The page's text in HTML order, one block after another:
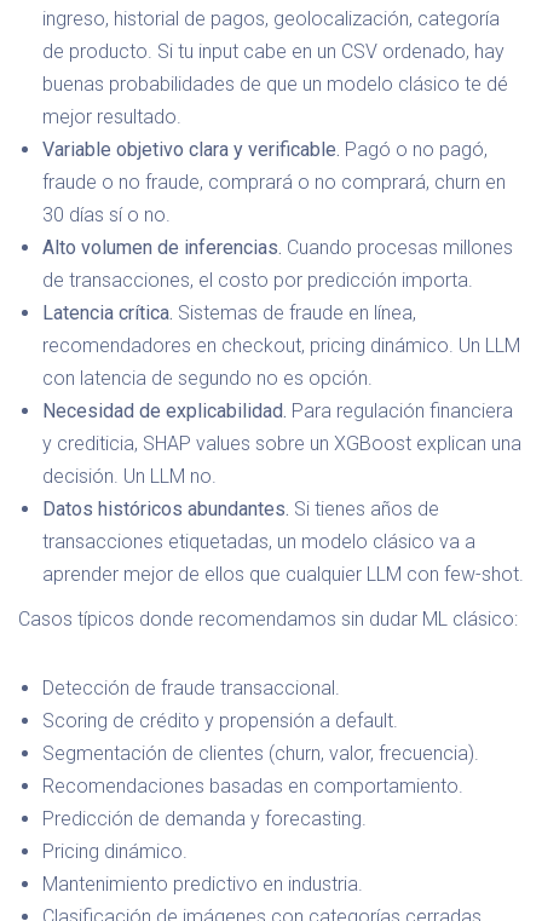
ingreso, historial de pagos, geolocalización, categoría
de producto. Si tu input cabe en un CSV ordenado, hay
buenas probabilidades de que un modelo clásico te dé
mejor resultado.
Variable objetivo clara y verificable. Pagó o no pagó,
fraude o no fraude, comprará o no comprará, churn en
30 días sí o no.
Alto volumen de inferencias. Cuando procesas millones
de transacciones, el costo por predicción importa.
Latencia crítica. Sistemas de fraude en línea,
recomendadores en checkout, pricing dinámico. Un LLM
con latencia de segundo no es opción.
Necesidad de explicabilidad. Para regulación financiera
y crediticia, SHAP values sobre un XGBoost explican una
decisión. Un LLM no.
Datos históricos abundantes. Si tienes años de
transacciones etiquetadas, un modelo clásico va a
aprender mejor de ellos que cualquier LLM con few-shot.
Casos típicos donde recomendamos sin dudar ML clásico:
Detección de fraude transaccional.
Scoring de crédito y propensión a default.
Segmentación de clientes (churn, valor, frecuencia).
Recomendaciones basadas en comportamiento.
Predicción de demanda y forecasting.
Pricing dinámico.
Mantenimiento predictivo en industria.
Clasificación de imágenes con categorías cerradas